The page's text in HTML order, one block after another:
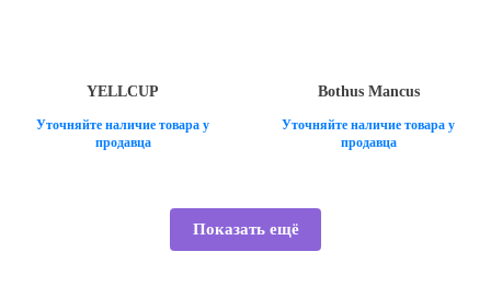
YELLCUP
Уточняйте наличие товара у
продавца
Bothus Mancus
Уточняйте наличие товара у
продавца
Показать ещё